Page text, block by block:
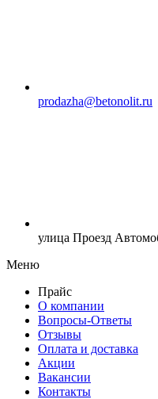
prodazha@betonolit.ru
улица Проезд
Меню
Прайс
О компании
Вопросы-Ответы
Отзывы
Оплата и доставка
Акции
Вакансии
Контакты